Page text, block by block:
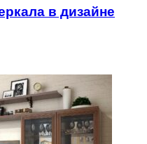
в дизайне